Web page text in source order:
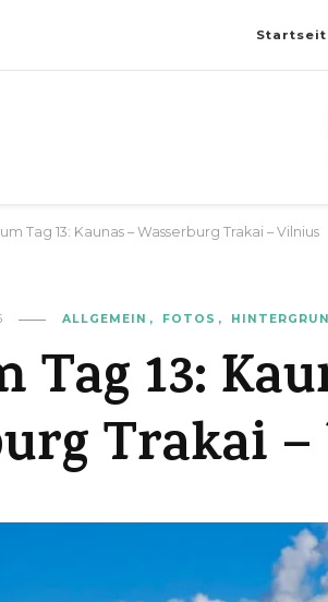
Tag 13: Kaunas – Wasserburg Trakai – Vilnius
ALLGEMEIN FOTOS
13:
Trakai